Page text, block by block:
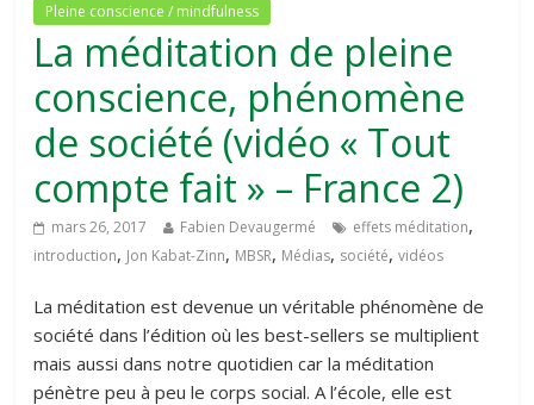
Pleine conscience / mindfulness
La méditation de pleine
conscience, phénomène
de société (vidéo « Tout
compte fait » – France 2)
mars 26, 2017 Fabien Devaugermé effets méditation,
introduction, Jon Kabat-Zinn, MBSR, Médias, société,vidéos
La méditation est devenue un véritable phénomène de
société dans l’édition où les best-sellers se multiplient
mais aussi dans notre quotidien car la méditation
pénètre peu à peu le corps social. A l’école, elle est